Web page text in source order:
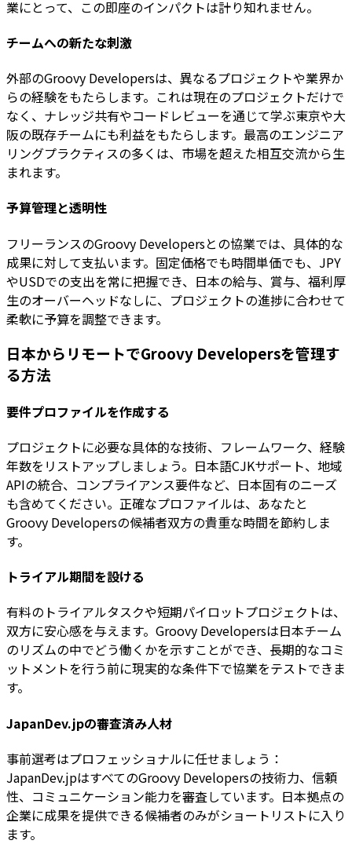
業にとって、この即座のインパクトは計り知れません。
チームへの新たな刺激
外部のGroovy Developersは、異なるプロジェクトや業界か
らの経験をもたらします。これは現在のプロジェクトだけで
なく、ナレッジ共有やコードレビューを通じて学ぶ東京や大
阪の既存チームにも利益をもたらします。最高のエンジニア
リングプラクティスの多くは、市場を超えた相互交流から生
まれます。
予算管理と透明性
フリーランスのGroovy Developersとの協業では、具体的な
成果に対して支払います。固定価格でも時間単価でも、JPY
やUSDでの支出を常に把握でき、日本の給与、賞与、福利厚
生のオーバーヘッドなしに、プロジェクトの進捗に合わせて
柔軟に予算を調整できます。
日本からリモートでGroovy Developersを管理す
る方法
要件プロファイルを作成する
プロジェクトに必要な具体的な技術、フレームワーク、経験
年数をリストアップしましょう。日本語CJKサポート、地域
APIの統合、コンプライアンス要件など、日本固有のニーズ
も含めてください。正確なプロファイルは、あなたと
Groovy Developersの候補者双方の貴重な時間を節約しま
す。
トライアル期間を設ける
有料のトライアルタスクや短期パイロットプロジェクトは、
双方に安心感を与えます。Groovy Developersは日本チーム
のリズムの中でどう働くかを示すことができ、長期的なコミ
ットメントを行う前に現実的な条件下で協業をテストできま
す。
JapanDev.jpの審査済み人材
事前選考はプロフェッショナルに任せましょう：
JapanDev.jpはすべてのGroovy Developersの技術力、信頼
性、コミュニケーション能力を審査しています。日本拠点の
企業に成果を提供できる候補者のみがショートリストに入り
ます。